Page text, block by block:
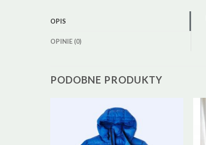
OPIS
OPINIE (0)
PODOBNE PRODUKTY